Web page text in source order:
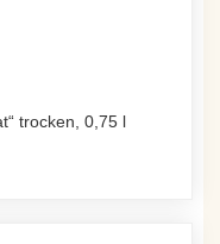
trocken, 0,75 l